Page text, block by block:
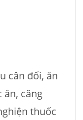
cân đối, ăn
ăn, căng
thuốc